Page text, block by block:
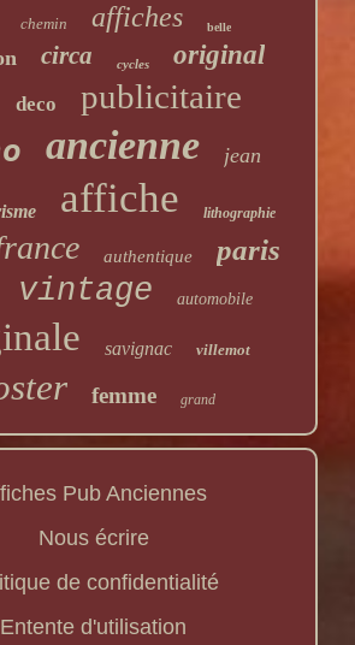
chemin affiches belle
circa cycles original
deco publicitaire
ancienne jean
affiche lithographie
authentique paris
vintage automobile
savignac villemot
femme grand
Pub Anciennes
Nous écrire
de confidentialité
Entente d'utilisation